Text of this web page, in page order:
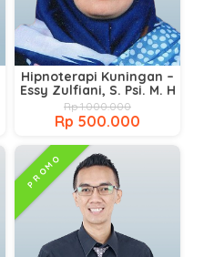
Hipnoterapi Kuningan –
Essy Zulfiani, S. Psi. M. H
Rp 1.000.000
Rp 500.000
PROMO